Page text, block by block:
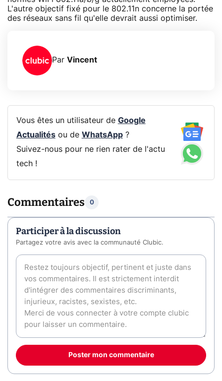
L'autre objectif fixé pour le 802.11n concerne la portée
des réseaux sans fil qu'elle devrait aussi optimiser.
Par Vincent
Vous êtes un utilisateur de Google
Actualitésou de WhatsApp?
Suivez-nous pour ne rien rater de l'actu
tech !
Commentaires 0
Participer à la discussion
Partagez votre avis avec la communauté Clubic.
Poster mon commentaire